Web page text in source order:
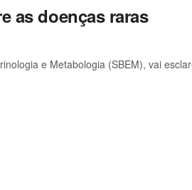
as doenças raras
e Metabologia (SBEM), vai